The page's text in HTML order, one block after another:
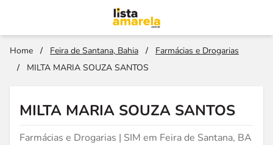
Home / Feira de Santana, Bahia /
Farmácias e Drogarias
/
MILTA MARIA SOUZA SANTOS
MILTA MARIA SOUZA SANTOS
Farmácias e Drogarias | SIM em Feira de Santana, BA